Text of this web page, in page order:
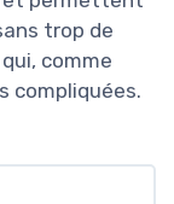
trop de
comme
compliquées.